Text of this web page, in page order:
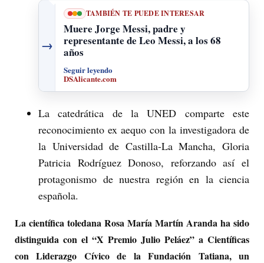
→
TAMBIÉN TE PUEDE INTERESAR
Muere Jorge Messi, padre y
representante de Leo Messi, a los 68
años
Seguir leyendo
DSAlicante.com
La catedrática de la UNED comparte este
reconocimiento ex aequo con la investigadora de
la Universidad de Castilla-La Mancha, Gloria
Patricia Rodríguez Donoso, reforzando así el
protagonismo de nuestra región en la ciencia
española.
La científica toledana Rosa María Martín Aranda ha sido
distinguida con el “X Premio Julio Peláez” a Científicas
con Liderazgo Cívico de la Fundación Tatiana, un